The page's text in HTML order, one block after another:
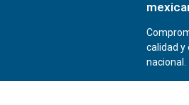
calidad y
nacional.